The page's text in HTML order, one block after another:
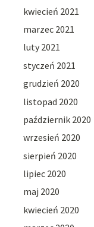
kwiecień 2021
marzec 2021
luty 2021
styczeń 2021
grudzień 2020
listopad 2020
październik 2020
wrzesień 2020
sierpień 2020
lipiec 2020
maj 2020
kwiecień 2020